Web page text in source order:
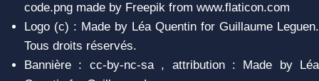
code.png made by Freepik from www.flaticon.com
Logo (c) : Made by Léa Quentin for Guillaume Leguen.
Tous droits réservés.
Bannière : cc-by-nc-sa , attribution : Made by Léa